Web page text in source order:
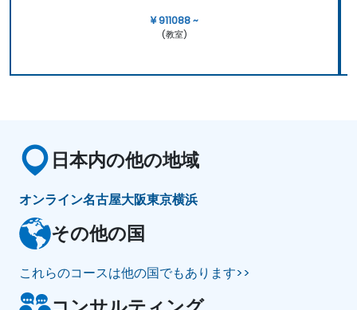
¥ 911088 ~
(教室)
日本内の他の地域
オンライン名古屋大阪東京横浜
その他の国
これらのコースは他の国でもあります>>